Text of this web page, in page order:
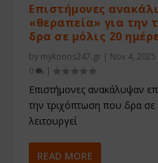
Επιστήμονες
«θεραπεία» για την
δρα σε μόλις 20
by mykonos247.gr | Nov 4, 2025
0
|
Επιστήμονες ανακάλυψαν
την τριχόπτωση που δρα σε
λειτουργεί
READ MORE